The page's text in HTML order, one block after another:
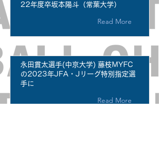
22年度卒坂本陽斗（常葉大学）
Read More
永田貫太選手(中京大学) 藤枝MYFC
の2023年JFA・Jリーグ特別指定選
手に
Read More